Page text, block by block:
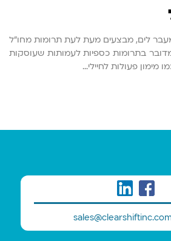
מעבר לים, מבצעים מעת לעת תרומות מחו"ל
בתרומות כספיות לעמותות שעוסקות
מימון פעולות לחיילי…